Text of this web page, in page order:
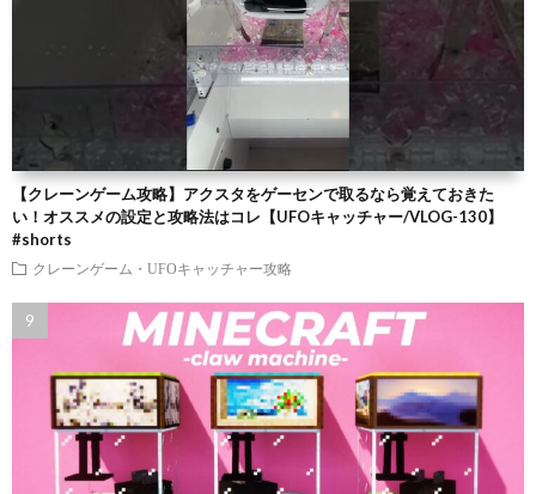
【クレーンゲーム攻略】アクスタをゲーセンで取るなら覚えておきた
い！オススメの設定と攻略法はコレ【UFOキャッチャー/VLOG-130】
#shorts
クレーンゲーム・UFOキャッチャー攻略